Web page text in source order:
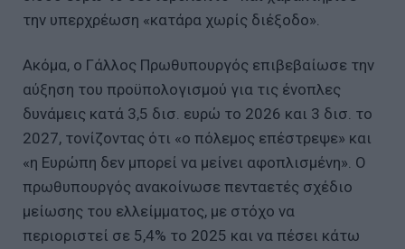
την υπερχρέωση «κατάρα χωρίς διέξοδο».
Ακόμα, ο Γάλλος Πρωθυπουργός επιβεβαίωσε την
αύξηση του προϋπολογισμού για τις ένοπλες
δυνάμεις κατά 3,5 δισ. ευρώ το 2026 και 3 δισ. το
2027, τονίζοντας ότι «ο πόλεμος επέστρεψε» και
«η Ευρώπη δεν μπορεί να μείνει αφοπλισμένη». Ο
πρωθυπουργός ανακοίνωσε πενταετές σχέδιο
μείωσης του ελλείμματος, με στόχο να
περιοριστεί σε 5,4% το 2025 και να πέσει κάτω